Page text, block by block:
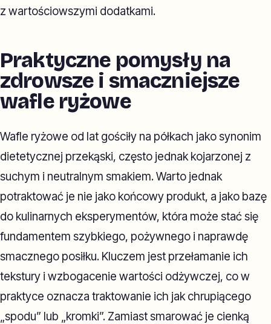
z wartościowszymi dodatkami.
Praktyczne pomysły na
zdrowsze i smaczniejsze
wafle ryżowe
Wafle ryżowe od lat gościły na półkach jako synonim
dietetycznej przekąski, często jednak kojarzonej z
suchym i neutralnym smakiem. Warto jednak
potraktować je nie jako końcowy produkt, a jako bazę
do kulinarnych eksperymentów, która może stać się
fundamentem szybkiego, pożywnego i naprawdę
smacznego posiłku. Kluczem jest przełamanie ich
tekstury i wzbogacenie wartości odżywczej, co w
praktyce oznacza traktowanie ich jak chrupiącego
„spodu” lub „kromki”. Zamiast smarować je cienką